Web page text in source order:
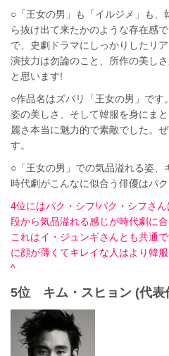
○「王女の男」も「イルジメ」も
ら抜け出て来たかのような存在感
で、史劇ドラマにしっかりしたリ
演技力は勿論のこと、所作の美し
と思います!
○作品名はズバリ「王女の男」です
姿の美しさ、そして韓服を身にま
麗さ本当に魅力的で素敵でした。
す。
○「王女の男」での気品溢れる姿、
時代劇がこんなに似合う俳優はパ
4位にはパク・シフ!パク・シフさ
段から気品溢れる感じが時代劇に
これはイ・ジュンギさんとも共通
に顔が薄くてキレイな人はより韓
^
5位 キム・スヒョン (代表